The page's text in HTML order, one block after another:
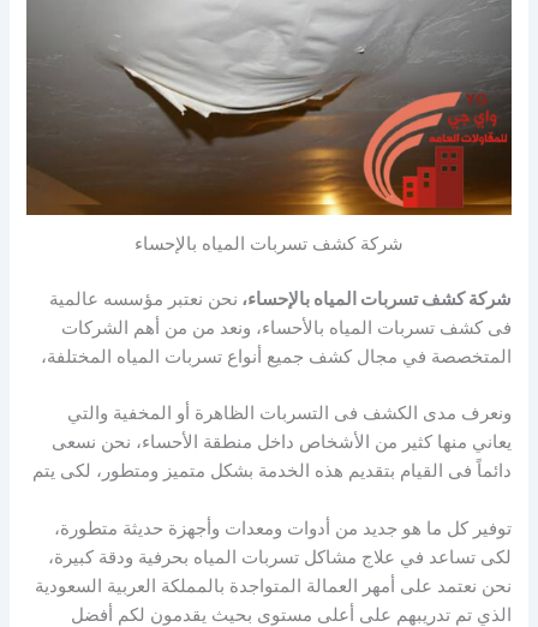
شركة كشف تسربات المياه بالإحساء
شركة كشف تسربات المياه بالإحساء، نحن نعتبر مؤسسه عالمية
فى كشف تسربات المياه بالأحساء، ونعد من من أهم الشركات
المتخصصة في مجال كشف جميع أنواع تسربات المياه المختلفة،
ونعرف مدى الكشف فى التسربات الظاهرة أو المخفية والتي
يعاني منها كثير من الأشخاص داخل منطقة الأحساء، نحن نسعى
دائماً فى القيام بتقديم هذه الخدمة بشكل متميز ومتطور، لكى يتم
توفير كل ما هو جديد من أدوات ومعدات وأجهزة حديثة متطورة،
لكى تساعد في علاج مشاكل تسربات المياه بحرفية ودقة كبيرة،
نحن نعتمد على أمهر العمالة المتواجدة بالمملكة العربية السعودية
الذي تم تدريبهم على أعلى مستوى بحيث يقدمون لكم أفضل